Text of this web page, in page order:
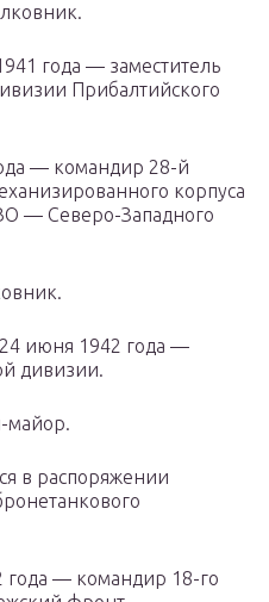
года — заместитель
Прибалтийского
— командир 28-й
корпуса
— Северо-Западного
июня 1942 года —
дивизии.
майор.
в распоряжении
— командир 18-го